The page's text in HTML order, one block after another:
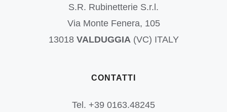
S.R. Rubinetterie S.r.l.
Via Monte Fenera, 105
13018 VALDUGGIA (VC) ITALY
CONTATTI
Tel. +39 0163.48245